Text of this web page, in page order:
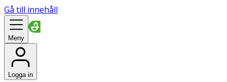
Gå till innehåll
Meny
Logga in